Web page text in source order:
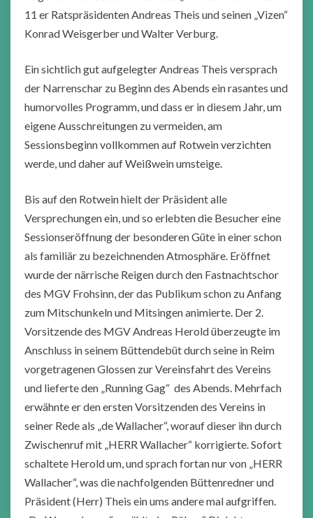
11 er Ratspräsidenten Andreas Theis und seinen „Vizen“
Konrad Weisgerber und Walter Verburg.
Ein sichtlich gut aufgelegter Andreas Theis versprach
der Narrenschar zu Beginn des Abends ein rasantes und
humorvolles Programm, und dass er in diesem Jahr, um
eigene Ausschreitungen zu vermeiden, am
Sessionsbeginn vollkommen auf Rotwein verzichten
werde, und daher auf Weißwein umsteige.
Bis auf den Rotwein hielt der Präsident alle
Versprechungen ein, und so erlebten die Besucher eine
Sessionseröffnung der besonderen Güte in einer schon
als familiär zu bezeichnenden Atmosphäre. Eröffnet
wurde der närrische Reigen durch den Fastnachtschor
des MGV Frohsinn, der das Publikum schon zu Anfang
zum Mitschunkeln und Mitsingen animierte. Der 2.
Vorsitzende des MGV Andreas Herold überzeugte im
Anschluss in seinem Büttendebüt durch seine in Reim
vorgetragenen Glossen zur Vereinsfahrt des Vereins
und lieferte den „Running Gag“ des Abends. Mehrfach
erwähnte er den ersten Vorsitzenden des Vereins in
seiner Rede als „de Wallacher“, worauf dieser ihn durch
Zwischenruf mit „HERR Wallacher“ korrigierte. Sofort
schaltete Herold um, und sprach fortan nur von „HERR
Wallacher“, was die nachfolgenden Büttenredner und
Präsident (Herr) Theis ein ums andere mal aufgriffen.